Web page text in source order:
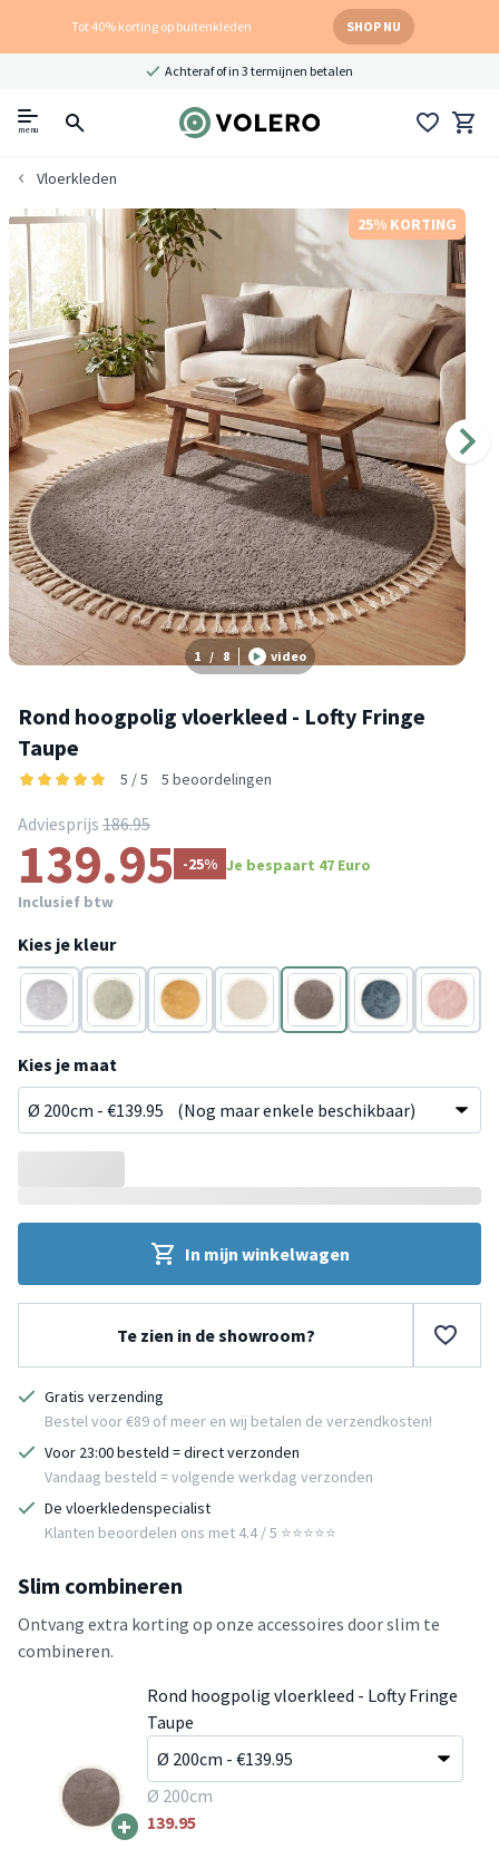
Tot 40% korting op buitenkleden SHOP NU
Achteraf of in 3 termijnen betalen
menu
Vloerkleden
25% KORTING
1 / 8 video
Rond hoogpolig vloerkleed - Lofty Fringe
Taupe
5 / 5 5 beoordelingen
Adviesprijs 186.95
139.95 -25% Je bespaart 47 Euro
Inclusief btw
Kies je kleur
Grijs Groen Geel Wit Taupe Blauw
Roze
Kies je maat
In mijn winkelwagen
Te zien in de showroom?
Gratis verzending
Bestel voor €89 of meer en wij betalen de verzendkosten!
Voor 23:00 besteld = direct verzonden
Vandaag besteld = volgende werkdag verzonden
De vloerkledenspecialist
Klanten beoordelen ons met 4.4 / 5 ⭐⭐⭐⭐⭐
Slim combineren
Ontvang extra korting op onze accessoires door slim te
combineren.
+
Rond hoogpolig vloerkleed - Lofty Fringe
Taupe
Ø 200cm
139.95